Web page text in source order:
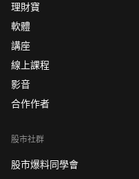
理財寶
軟體
講座
線上課程
影音
合作作者
股市社群
股市爆料同學會